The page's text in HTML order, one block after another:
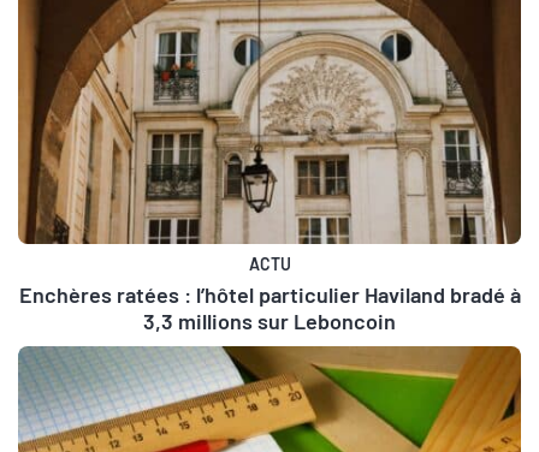
ACTU
Enchères ratées : l’hôtel particulier Haviland bradé à
3,3 millions sur Leboncoin